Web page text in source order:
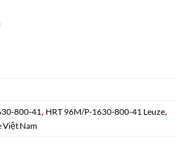
800-41, HRT 96M/P-1630-800-41 Leuze,
Việt Nam